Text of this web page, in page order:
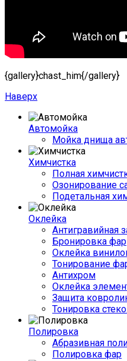
{gallery}chast_him{/gallery}
Наверх
Автомойка
Мойка днища
Химчистка
Полная
Озонирование
Подетальная
Оклейка
Антигравийная
Бронировка фар
Оклейка
Тонирование
Антихром
Оклейка
Защита
Тонировка
Полировка
Абразивная
Полировка фар